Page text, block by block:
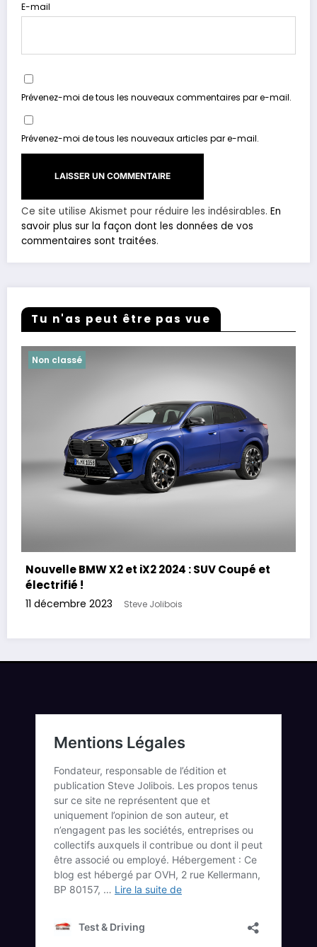
E-mail
Prévenez-moi de tous les nouveaux commentaires par e-mail.
Prévenez-moi de tous les nouveaux articles par e-mail.
Ce site utilise Akismet pour réduire les indésirables. En
savoir plus sur la façon dont les données de vos
commentaires sont traitées.
Tu n'as peut être pas vue
Non classé
Nouvelle BMW X2 et iX2 2024 : SUV Coupé et
électrifié !
11 décembre 2023 Steve Jolibois